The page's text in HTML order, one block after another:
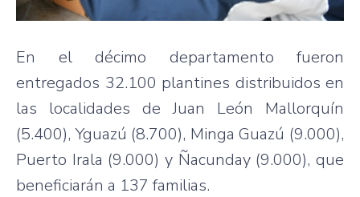
En el décimo departamento fueron
entregados 32.100 plantines distribuidos en
las localidades de Juan León Mallorquín
(5.400), Yguazú (8.700), Minga Guazú (9.000),
Puerto Irala (9.000) y Ñacunday (9.000), que
beneficiarán a 137 familias.